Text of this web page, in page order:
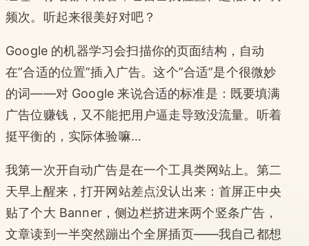
频次。听起来很美好对吧？
Google 的机器学习会扫描你的页面结构，自动
在”合适的位置”插入广告。这个”合适”是个很微妙
的词——对 Google 来说合适的标准是：既要填满
广告位赚钱，又不能把用户逼走导致没流量。听着
挺平衡的，实际体验嘛…
我第一次开自动广告是在一个工具类网站上。第二
天早上醒来，打开网站差点没认出来：首屏正中央
贴了个大 Banner，侧边栏挤进来两个竖条广告，
文章读到一半突然蹦出个全屏插页——我自己都想